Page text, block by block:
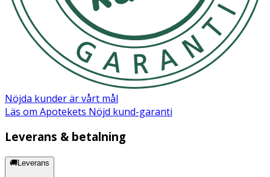
- Tvätta i 60 grader C. Använd inte sköljmedel.
Material
Ytskikt: 95% ekologisk bomull och 5% elastan.
Absorberande kärna: 100% ekologisk bomull. Vattentätt
lager: 100% polyester laminerad med polyuretan (PUL).
Nöjda kunder är vårt mål
Läs om Apotekets Nöjd kund-garanti
Leverans & betalning
🚚Leverans